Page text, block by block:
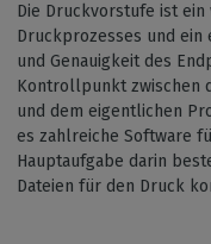
Die Druckvorstufe ist
Druckprozesses und
und Genauigkeit des
Kontrollpunkt zwischen
und dem eigentlichen
es zahlreiche Software
Hauptaufgabe darin
Dateien für den Druck